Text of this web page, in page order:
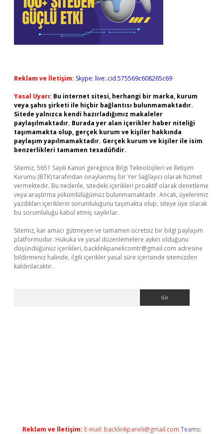
Reklam ve İletişim: Skype: live:.cid.575569c608265c69
Yasal Uyarı: Bu internet sitesi, herhangi bir marka, kurum
veya şahıs şirketi ile hiçbir bağlantısı bulunmamaktadır.
Sitede yalnızca kendi hazırladığımız makaleler
paylaşılmaktadır. Burada yer alan içerikler haber niteliği
taşımamakta olup, gerçek kurum ve kişiler hakkında
paylaşım yapılmamaktadır. Gerçek kurum ve kişiler ile isim
benzerlikleri tamamen tesadüfidir.
Sitemiz, 5651 Sayılı Kanun gereğince Bilgi Teknolojileri ve İletişim
Kurumu (BTK) tarafından onaylanmış bir Yer Sağlayıcı olarak hizmet
vermektedir. Bu nedenle, sitedeki içerikleri proaktif olarak denetleme
veya araştırma yükümlülüğümüz bulunmamaktadır. Ancak, üyelerimiz
yazdıkları içeriklerin sorumluluğunu taşımakta olup, siteye üye olarak
bu sorumluluğu kabul etmiş sayılırlar.
Sitemiz, kar amacı gütmeyen ve tamamen ücretsiz bir bilgi paylaşım
platformudur. Hukuka ve yasal düzenlemelere aykırı olduğunu
düşündüğünüz içerikleri, backlinkpanelicomtr@gmail.com adresine
bildirmeniz halinde, ilgili içerikler yasal süre içerisinde sitemizden
kaldırılacaktır.
Reklam ve İletişim: E-mail: backlinkpaneli@gmail.com Teams: